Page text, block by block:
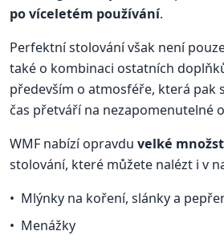
po víceletém používání.
Perfektní stolování však není
také o kombinaci ostatních
především o atmosféře, která pak
čas přetváří na nezapomenutelné
WMF nabízí opravdu velké
stolování, které můžete nalézt i v
Mlýnky na koření, slánky a
Menážky